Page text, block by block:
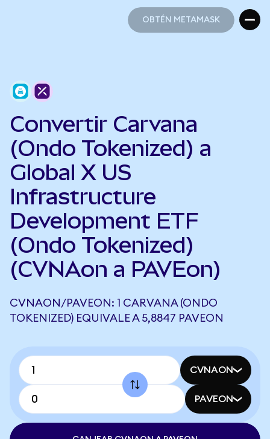
OBTÉN METAMASK
Convertir Carvana
(Ondo Tokenized) a
Global X US
Infrastructure
Development ETF
(Ondo Tokenized)
(CVNAon a PAVEon)
CVNAON/PAVEON: 1 CARVANA (ONDO
TOKENIZED) EQUIVALE A 5,8847 PAVEON
CVNAON
PAVEON